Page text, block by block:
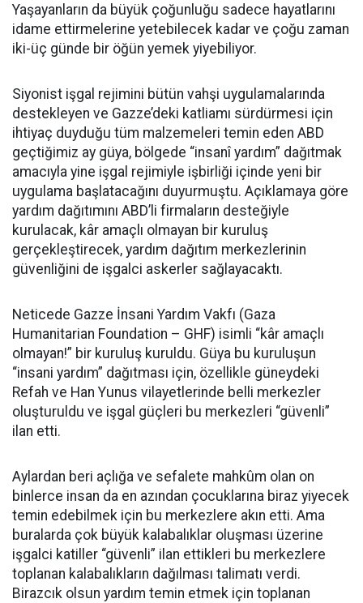
Yaşayanların da büyük çoğunluğu sadece hayatlarını
idame ettirmelerine yetebilecek kadar ve çoğu zaman
iki-üç günde bir öğün yemek yiyebiliyor.
Siyonist işgal rejimini bütün vahşi uygulamalarında
destekleyen ve Gazze’deki katliamı sürdürmesi için
ihtiyaç duyduğu tüm malzemeleri temin eden ABD
geçtiğimiz ay güya, bölgede “insanî yardım” dağıtmak
amacıyla yine işgal rejimiyle işbirliği içinde yeni bir
uygulama başlatacağını duyurmuştu. Açıklamaya göre
yardım dağıtımını ABD’li firmaların desteğiyle
kurulacak, kâr amaçlı olmayan bir kuruluş
gerçekleştirecek, yardım dağıtım merkezlerinin
güvenliğini de işgalci askerler sağlayacaktı.
Neticede Gazze İnsani Yardım Vakfı (Gaza
Humanitarian Foundation – GHF) isimli “kâr amaçlı
olmayan!” bir kuruluş kuruldu. Güya bu kuruluşun
“insani yardım” dağıtması için, özellikle güneydeki
Refah ve Han Yunus vilayetlerinde belli merkezler
oluşturuldu ve işgal güçleri bu merkezleri “güvenli”
ilan etti.
Aylardan beri açlığa ve sefalete mahkûm olan on
binlerce insan da en azından çocuklarına biraz yiyecek
temin edebilmek için bu merkezlere akın etti. Ama
buralarda çok büyük kalabalıklar oluşması üzerine
işgalci katiller “güvenli” ilan ettikleri bu merkezlere
toplanan kalabalıkların dağılması talimatı verdi.
Birazcık olsun yardım temin etmek için toplanan